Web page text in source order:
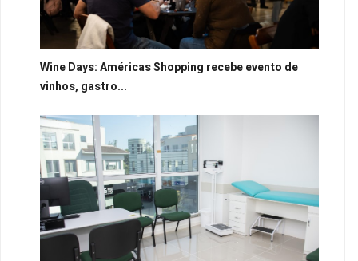
Wine Days: Américas Shopping recebe evento de
vinhos, gastro...